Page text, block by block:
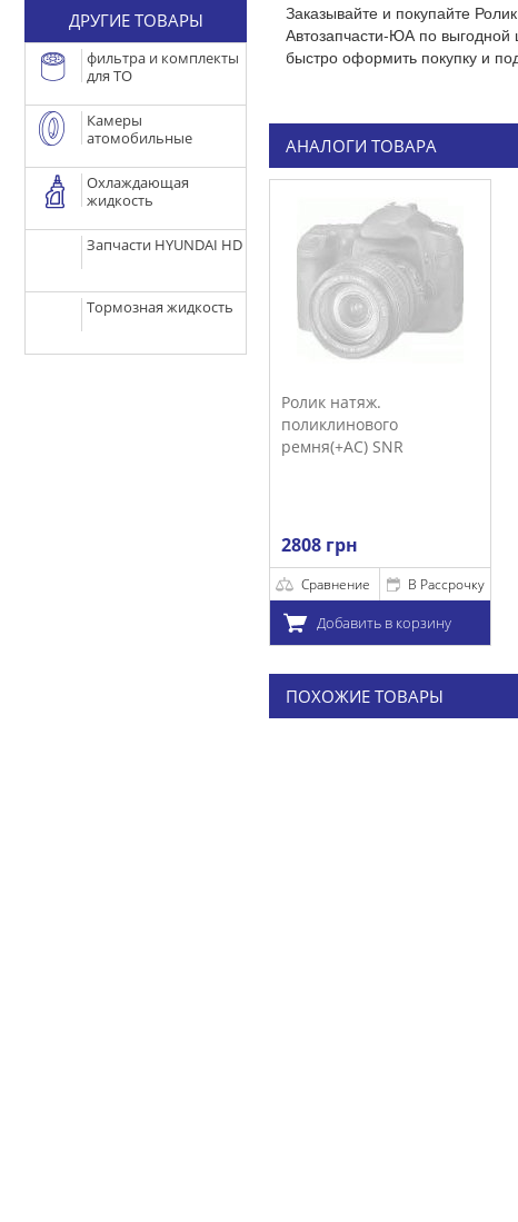
ДРУГИЕ ТОВАРЫ
фильтра и комплекты
для ТО
Камеры
атомобильные
Охлаждающая
жидкость
Запчасти HYUNDAI HD
Тормозная жидкость
Заказывайте и покупайте
Автозапчасти-ЮА по
быстро оформить покупку и
АНАЛОГИ ТОВАРА
Ролик натяж.
поликлинового
ремня(+AC) SNR
2808 грн
Сравнение В Рассрочку
Добавить в корзину
ПОХОЖИЕ ТОВАРЫ